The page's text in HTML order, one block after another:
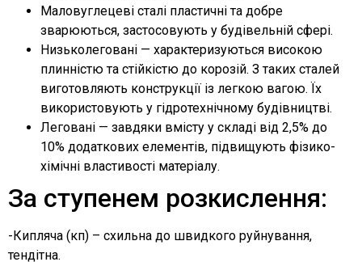
Маловуглецеві сталі пластичні та добре
зварюються, застосовують у будівельній сфері.
Низьколеговані — характеризуються високою
плинністю та стійкістю до корозій. З таких сталей
виготовляють конструкції із легкою вагою. Їх
використовують у гідротехнічному будівництві.
Леговані — завдяки вмісту у складі від 2,5% до
10% додаткових елементів, підвищують фізико-
хімічні властивості матеріалу.
За ступенем розкислення:
-Кипляча (кп) – схильна до швидкого руйнування,
тендітна.